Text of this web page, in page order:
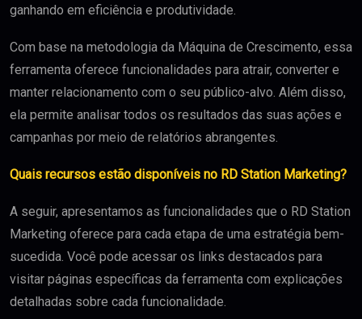
ganhando em eficiência e produtividade.
Com base na metodologia da Máquina de Crescimento, essa
ferramenta oferece funcionalidades para atrair, converter e
manter relacionamento com o seu público-alvo. Além disso,
ela permite analisar todos os resultados das suas ações e
campanhas por meio de relatórios abrangentes.
Quais recursos estão disponíveis no RD Station Marketing?
A seguir, apresentamos as funcionalidades que o RD Station
Marketing oferece para cada etapa de uma estratégia bem-
sucedida. Você pode acessar os links destacados para
visitar páginas específicas da ferramenta com explicações
detalhadas sobre cada funcionalidade.